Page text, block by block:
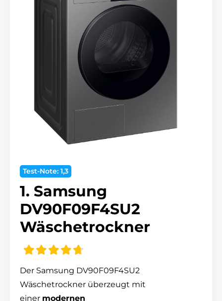
Test-Note: 1,3
1. Samsung
DV90F09F4SU2
Wäschetrockner
Der Samsung DV90F09F4SU2
Wäschetrockner überzeugt mit
einer modernen